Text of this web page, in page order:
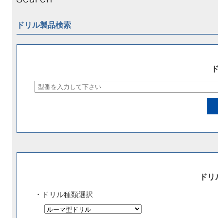
ドリル製品検索
ド
・ドリル種類選択